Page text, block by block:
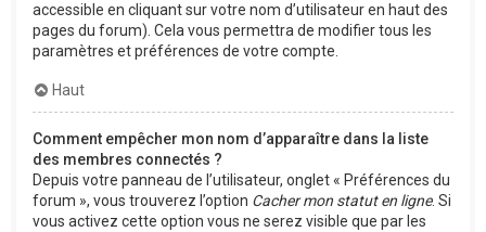
accessible en cliquant sur votre nom d’utilisateur en haut des
pages du forum). Cela vous permettra de modifier tous les
paramètres et préférences de votre compte.
Haut
Comment empêcher mon nom d’apparaître dans la liste
des membres connectés ?
Depuis votre panneau de l’utilisateur, onglet « Préférences du
forum », vous trouverez l’option Cacher mon statut en ligne. Si
vous activez cette option vous ne serez visible que par les